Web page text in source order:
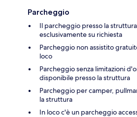
Parcheggio
Il parcheggio presso la
esclusivamente su richiesta
Parcheggio non assistito
loco
Parcheggio senza limitazioni
disponibile presso la struttura
Parcheggio per camper,
la struttura
In loco c'è un parcheggio